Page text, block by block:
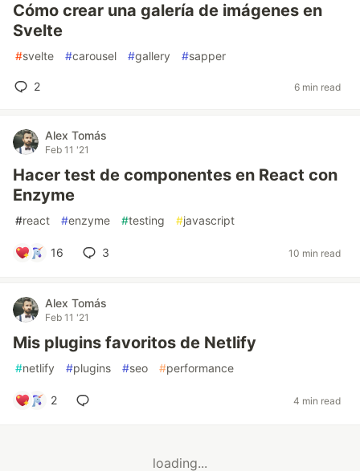
Cómo crear una galería de imágenes en
Svelte
#svelte #carousel #gallery #sapper
2 6 min read
Alex Tomás
Feb 11 '21
Hacer test de componentes en React con
Enzyme
#react #enzyme #testing #javascript
16 3 10 min read
Alex Tomás
Feb 11 '21
Mis plugins favoritos de Netlify
#netlify #plugins #seo #performance
2 4 min read
loading...